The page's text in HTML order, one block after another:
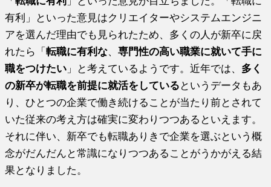
有利」といった意見はクリエイターやシステムエンジニ
アを選んだ理由でも見られたため、多くの人が新卒に戻
れたら「転職に有利な、専門性の高い職業に就いて手に
職をつけたい 」と考えているようです。近年では、 多く
の新卒が転職を前提に就活をしている というデータもあ
り、ひとつの企業で働き続けることが当たり前とされて
いた従来の考え方は確実に変わりつつあるといえます。
それに伴い、新卒でも転職ありきで企業を選ぶという概
念がだんだんと常識になりつつあることがうかがえる結
果となりました。